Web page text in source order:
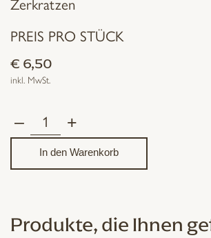
PREIS PRO STÜCK
€ 6,50
inkl. MwSt.
–
Riemenschutz
Leder
+
In den Warenkorb
Produkte, die Ihnen